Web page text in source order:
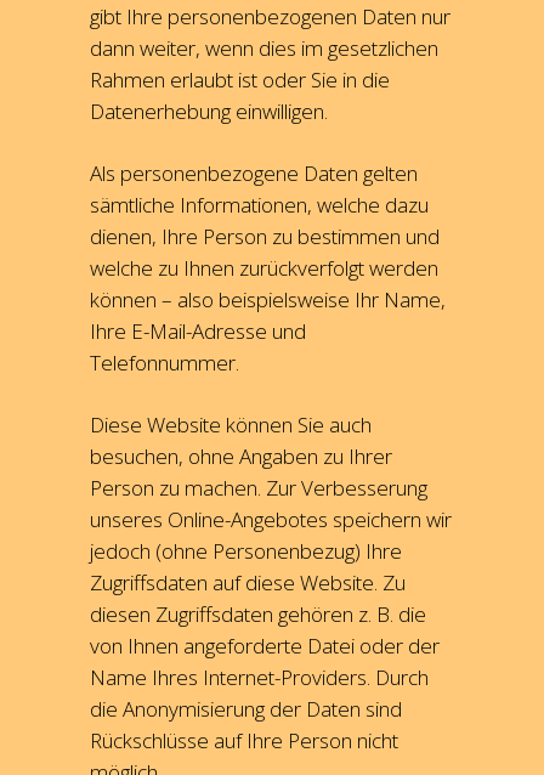
gibt Ihre personenbezogenen Daten nur
dann weiter, wenn dies im gesetzlichen
Rahmen erlaubt ist oder Sie in die
Datenerhebung einwilligen.
Als personenbezogene Daten gelten
sämtliche Informationen, welche dazu
dienen, Ihre Person zu bestimmen und
welche zu Ihnen zurückverfolgt werden
können – also beispielsweise Ihr Name,
Ihre E-Mail-Adresse und
Telefonnummer.
Diese Website können Sie auch
besuchen, ohne Angaben zu Ihrer
Person zu machen. Zur Verbesserung
unseres Online-Angebotes speichern wir
jedoch (ohne Personenbezug) Ihre
Zugriffsdaten auf diese Website. Zu
diesen Zugriffsdaten gehören z. B. die
von Ihnen angeforderte Datei oder der
Name Ihres Internet-Providers. Durch
die Anonymisierung der Daten sind
Rückschlüsse auf Ihre Person nicht